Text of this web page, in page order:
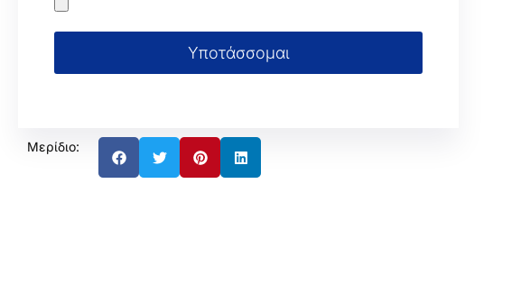
Υποτάσσομαι
Μερίδιο: